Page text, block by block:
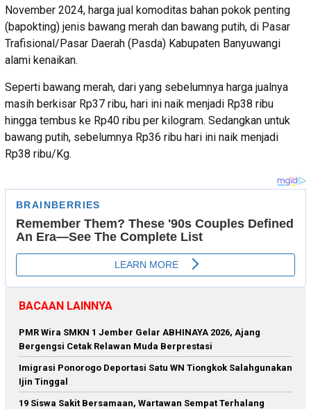
November 2024, harga jual komoditas bahan pokok penting
(bapokting) jenis bawang merah dan bawang putih, di Pasar
Trafisional/Pasar Daerah (Pasda) Kabupaten Banyuwangi
alami kenaikan.
Seperti bawang merah, dari yang sebelumnya harga jualnya
masih berkisar Rp37 ribu, hari ini naik menjadi Rp38 ribu
hingga tembus ke Rp40 ribu per kilogram. Sedangkan untuk
bawang putih, sebelumnya Rp36 ribu hari ini naik menjadi
Rp38 ribu/Kg.
BACAAN LAINNYA
PMR Wira SMKN 1 Jember Gelar ABHINAYA 2026, Ajang
Bergengsi Cetak Relawan Muda Berprestasi
Imigrasi Ponorogo Deportasi Satu WN Tiongkok Salahgunakan
Ijin Tinggal
19 Siswa Sakit Bersamaan, Wartawan Sempat Terhalang